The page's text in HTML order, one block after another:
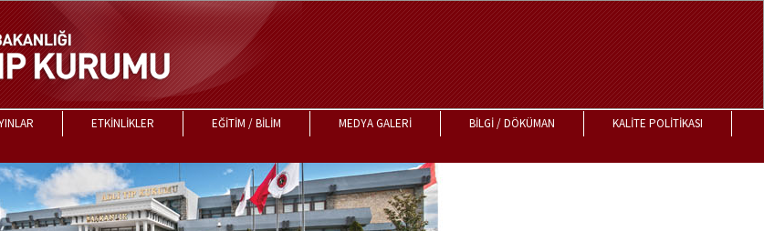
ETKİNLİKLER EĞİTİM / BİLİM MEDYA GALERİ BİLGİ / DÖKÜMAN
KALİTE POLİTİKASI